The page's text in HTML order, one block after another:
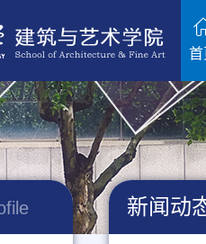
首
新闻动